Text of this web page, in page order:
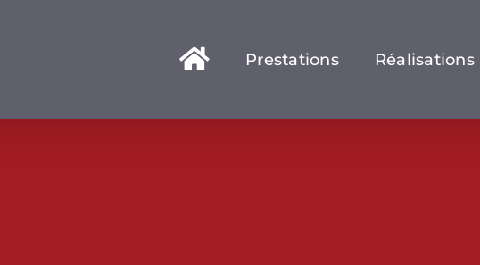
Prestations Réalisations